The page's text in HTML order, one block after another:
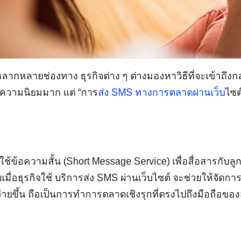
ากหลายช่องทาง ธุรกิจต่าง ๆ ต่างมองหาวิธีที่จะเข้าถึง
วามนิยมมาก แต่ “การส่ง SMS ทางการตลาดผ่านเว็บไซ
ช้ข้อความสั้น (Short Message Service) เพื่อสื่อสารกั
ธุรกิจใช้ บริการส่ง SMS ผ่านเว็บไซต์ จะช่วยให้จัดกา
ขึ้น ถือเป็นการทำการตลาดเชิงรุกที่ตรงไปถึงมือถือขอ